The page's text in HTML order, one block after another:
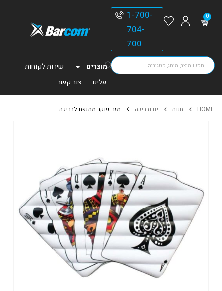
0
1-700-
704-
700
מוצרים
שירות לקוחות
עלינו
צור קשר
HOME חנות ים ובריכה מזרן פוקר מתנפח לבריכה